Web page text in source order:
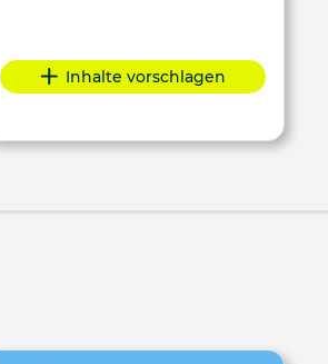
Inhalte vorschlagen